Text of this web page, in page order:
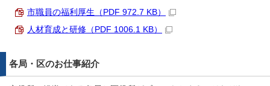
市職員の福利厚生（PDF 972.7 KB）
人材育成と研修（PDF 1006.1 KB）
各局・区のお仕事紹介